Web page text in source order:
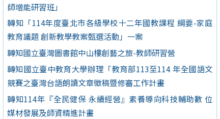
師增能研習班」
轉知「114年度臺北市各級學校十二年國教課程 綱要-家庭
教育議題 創新教學教案甄選活動」一案
轉知國立臺灣圖書館中山樓創藝之旅-教師研習營
轉知國立臺中教育大學辦理「教育部113至114 年全國語文
競賽之臺灣台語朗讀文章徵稿暨修審工作計畫
轉知114年『全民健保 永續經營』素養導向科技輔助數 位
媒材發展及師資精進計畫